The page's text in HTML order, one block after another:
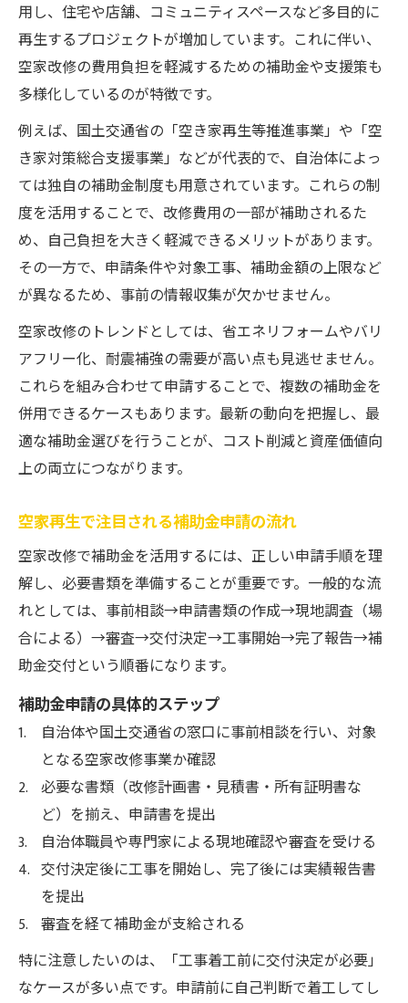
用し、住宅や店舗、コミュニティスペースなど多目的に
再生するプロジェクトが増加しています。これに伴い、
空家改修の費用負担を軽減するための補助金や支援策も
多様化しているのが特徴です。
例えば、国土交通省の「空き家再生等推進事業」や「空
き家対策総合支援事業」などが代表的で、自治体によっ
ては独自の補助金制度も用意されています。これらの制
度を活用することで、改修費用の一部が補助されるた
め、自己負担を大きく軽減できるメリットがあります。
その一方で、申請条件や対象工事、補助金額の上限など
が異なるため、事前の情報収集が欠かせません。
空家改修のトレンドとしては、省エネリフォームやバリ
アフリー化、耐震補強の需要が高い点も見逃せません。
これらを組み合わせて申請することで、複数の補助金を
併用できるケースもあります。最新の動向を把握し、最
適な補助金選びを行うことが、コスト削減と資産価値向
上の両立につながります。
空家再生で注目される補助金申請の流れ
空家改修で補助金を活用するには、正しい申請手順を理
解し、必要書類を準備することが重要です。一般的な流
れとしては、事前相談→申請書類の作成→現地調査（場
合による）→審査→交付決定→工事開始→完了報告→補
助金交付という順番になります。
補助金申請の具体的ステップ
自治体や国土交通省の窓口に事前相談を行い、対象
となる空家改修事業か確認
必要な書類（改修計画書・見積書・所有証明書な
ど）を揃え、申請書を提出
自治体職員や専門家による現地確認や審査を受ける
交付決定後に工事を開始し、完了後には実績報告書
を提出
審査を経て補助金が支給される
特に注意したいのは、「工事着工前に交付決定が必要」
なケースが多い点です。申請前に自己判断で着工してし